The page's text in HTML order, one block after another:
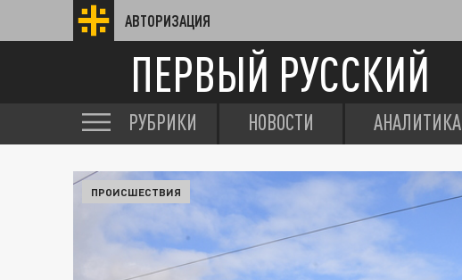
АВТОРИЗАЦИЯ
ПЕРВЫЙ РУССКИЙ
РУБРИКИ НОВОСТИ АНАЛИТИКА
ПРОИСШЕСТВИЯ